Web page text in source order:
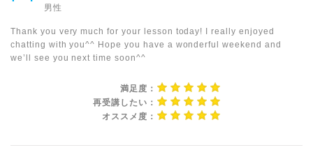
男性
Thank you very much for your lesson today! I really enjoyed
chatting with you^^ Hope you have a wonderful weekend and
we’ll see you next time soon^^
満足度：
再受講したい：
オススメ度：